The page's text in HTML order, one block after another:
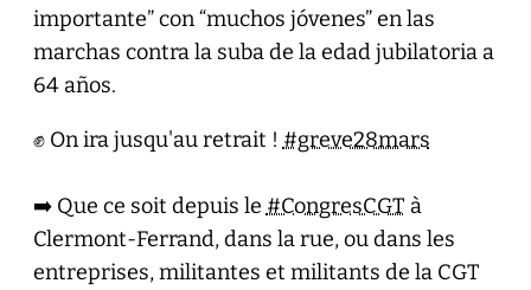
importante” con “muchos jóvenes” en las
marchas contra la suba de la edad jubilatoria a
64 años.
✊ On ira jusqu'au retrait ! #greve28mars
➡️ Que ce soit depuis le #CongresCGT à
Clermont-Ferrand, dans la rue, ou dans les
entreprises, militantes et militants de la CGT